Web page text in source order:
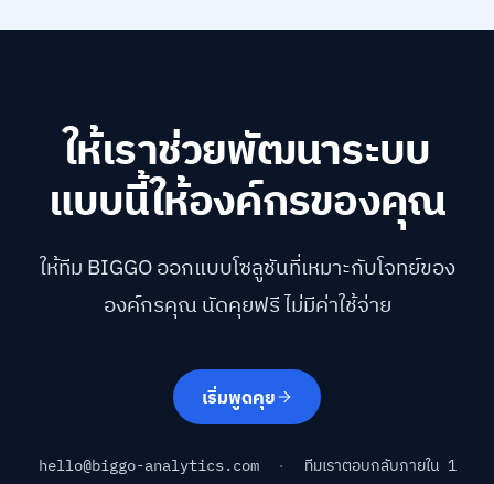
ให้เราช่วยพัฒนาระบบ
แบบนี้ให้องค์กรของคุณ
ให้ทีม BIGGO ออกแบบโซลูชันที่เหมาะกับโจทย์ของ
องค์กรคุณ นัดคุยฟรี ไม่มีค่าใช้จ่าย
เริ่มพูดคุย
hello@biggo-analytics.com ·
ทีมเราตอบกลับภายใน 1